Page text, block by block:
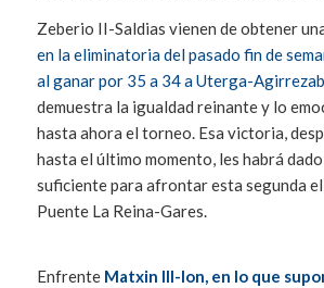
Zeberio II-Saldias vienen de obtener
en la eliminatoria del pasado fin de
al ganar por 35 a 34 a Uterga-
demuestra la igualdad reinante y lo
hasta ahora el torneo. Esa victoria,
hasta el último momento, les habrá
suficiente para afrontar esta segunda
Puente La Reina-Gares.
Enfrente Matxin III-Ion, en lo que